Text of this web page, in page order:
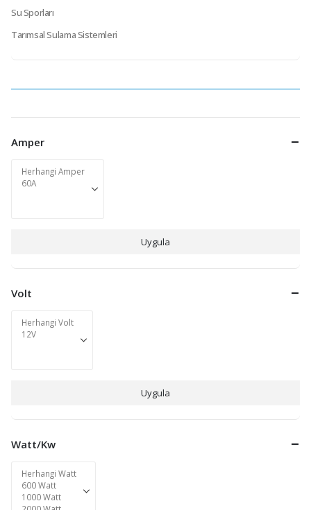
Su Sporları
Tarımsal Sulama Sistemleri
Amper
Uygula
Volt
Uygula
Watt/Kw